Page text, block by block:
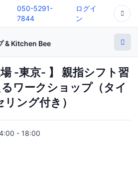
050-5291-
7844
ログイ
ン
& Kitchen Bee
場 -東京- 】 親指シフト習
ワークショップ（タイ
ング付き）
- 18:00